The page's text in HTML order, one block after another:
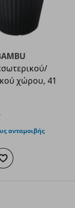
χώρου, 41
ανταμοιβής
στο καλάθι
Προσθήκη στα